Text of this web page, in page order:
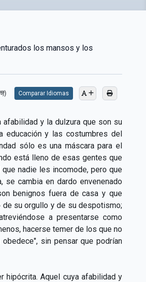
los mansos y los
) Comparar Idiomas
afabilidad y la dulzura que son su
educación y las costumbres del
sólo es una máscara para el
está lleno de esas gentes que
nadie les incomode, pero que
se cambia en dardo envenenado
benignos fuera de casa y que
su orgullo y de su despotismo;
a presentarse como
hacerse temer de los que no
sin pensar que podrían
hipócrita. Aquel cuya afabilidad y